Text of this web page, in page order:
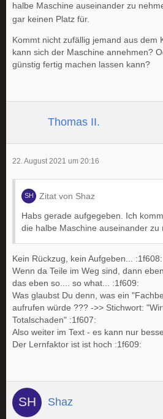
halbe Maschine auseinander zu
gar keinen Platz für.
Kommt nicht zufällig jemand aus dem
kann sich der Maschine annehmen?
günstig fertig machen lassen kann?
Thomas II.
22. August 2021 um 20:16
Zitat von Shaz
Habs gerade aufgegeben. Ich
die halbe Maschine auseinander zu
Kein Rückzug, kein Aufgeben... :1f608:
Wenn da Teile im Weg sind, dann
das eben so.... so what... :1f609:
Was glaubst Du denn, was ein
aufrufen würde ??? ->> Stichwort:
Totalschaden" :1f607:
Also weiter im Text - es kann nur
Der Lernfaktor ist ist hoch :1f609:
Shaz